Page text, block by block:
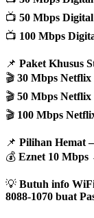
📺 50 Mbps
📺 100 Mbps
📌 Paket Khusus
🎬 30 Mbps Netflix
🎬 50 Mbps Netflix
🎬 100 Mbps
📌 Pilihan Hemat
💰 Eznet 10 Mbps
💡 Butuh info
8088-1070 buat